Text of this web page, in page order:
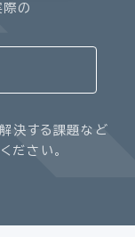
の
する課題など
ださい。